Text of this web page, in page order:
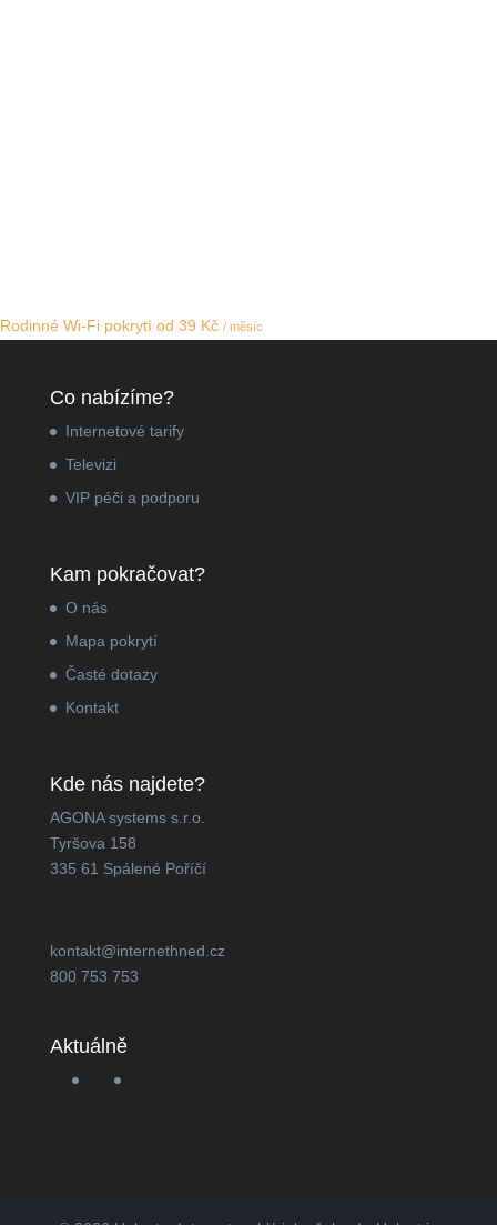
Rodinné Wi-Fi pokrytí od 39 Kč / měsíc
Co nabízíme?
Internetové tarify
Televizi
VIP péči a podporu
Kam pokračovat?
O nás
Mapa pokrytí
Časté dotazy
Kontakt
Kde nás najdete?
AGONA systems s.r.o.
Tyršova 158
335 61 Spálené Poříčí
kontakt@internethned.cz
800 753 753
Aktuálně